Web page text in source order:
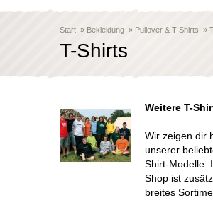
Start » Bekleidung » Pullover & T-Shirts »
T-Shirts
Weitere T-
Wir zeigen dir
unserer
Shirt-Modelle.
Shop ist
breites